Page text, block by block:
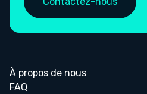
À propos de nous
FAQ